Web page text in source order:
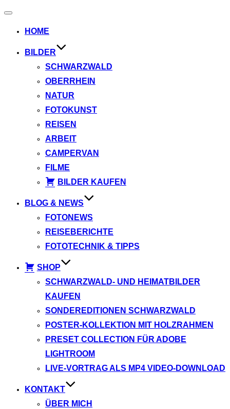
Navigation
HOME
BILDER
SCHWARZWALD
OBERRHEIN
NATUR
FOTOKUNST
REISEN
ARBEIT
CAMPERVAN
FILME
BILDER KAUFEN
BLOG & NEWS
FOTONEWS
REISEBERICHTE
FOTOTECHNIK & TIPPS
SHOP
SCHWARZWALD- UND HEIMATBILDER
KAUFEN
SONDEREDITIONEN SCHWARZWALD
POSTER-KOLLEKTION MIT HOLZRAHMEN
PRESET COLLECTION FÜR ADOBE
LIGHTROOM
LIVE-VORTRAG ALS MP4 VIDEO-DOWNLOAD
KONTAKT
ÜBER MICH